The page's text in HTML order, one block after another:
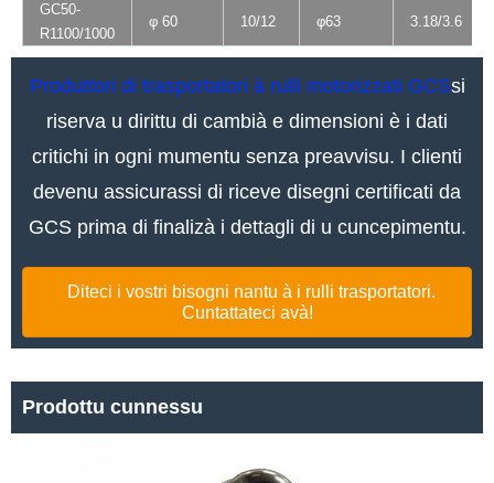
GC50-
R1100/1000
φ 60 10/12 φ63 3.18/3.6
Produttori di trasportatori à rulli motorizzati GCSsi
riserva u dirittu di cambià e dimensioni è i dati
critichi in ogni mumentu senza preavvisu. I clienti
devenu assicurassi di riceve disegni certificati da
GCS prima di finalizà i dettagli di u cuncepimentu.
Diteci i vostri bisogni nantu à i rulli trasportatori.
Cuntattateci avà!
Prodottu cunnessu